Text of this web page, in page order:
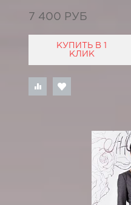
7 400 РУБ
КУПИТЬ В 1
КЛИК